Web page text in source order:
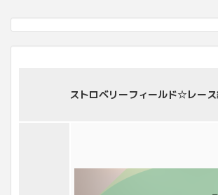
ストロベリーフィールド☆レー